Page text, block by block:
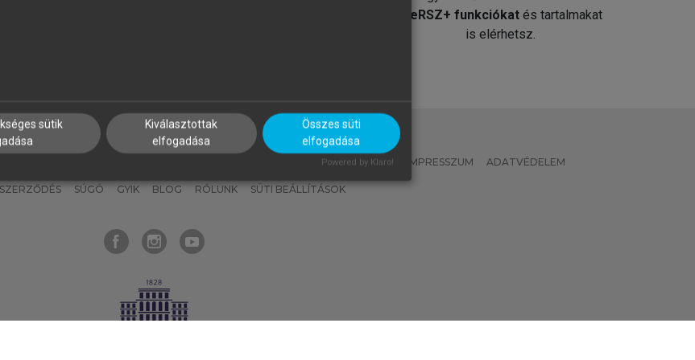
MeRSZ+ funkciókat és tartalmakat
is elérhetsz.
MI – ÁLTALÁNOS IRÁNYELVEK IMPRESSZUM ADATVÉDELEM
SÚGÓ GYIK BLOG RÓLUNK SÜTI BEÁLLÍTÁSOK
sütik
Kiválasztottak
elfogadása
Összes süti
elfogadása
Powered by Klaro!